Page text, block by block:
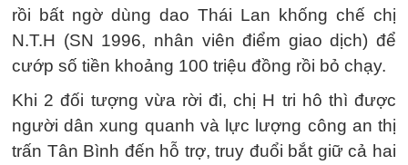
rồi bất ngờ dùng dao Thái Lan khống chế chị
N.T.H (SN 1996, nhân viên điểm giao dịch) để
cướp số tiền khoảng 100 triệu đồng rồi bỏ chạy.
Khi 2 đối tượng vừa rời đi, chị H tri hô thì được
người dân xung quanh và lực lượng công an thị
trấn Tân Bình đến hỗ trợ, truy đuổi bắt giữ cả hai